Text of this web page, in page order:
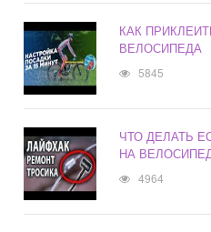
КАК
ВЕЛОСИПЕДА
5845
ЧТО ДЕЛАТЬ
НА
4964